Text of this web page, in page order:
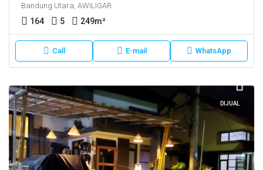
Bandung Utara, AWILIGAR
164 5 249m²
Call E-mail WhatsApp
DIJUAL